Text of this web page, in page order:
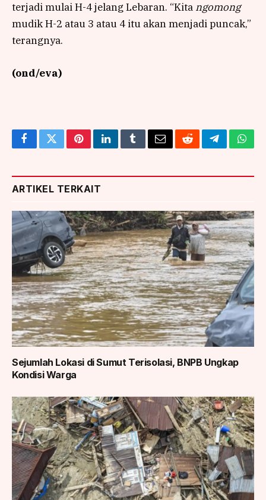
terjadi mulai H-4 jelang Lebaran. “Kita ngomong
mudik H-2 atau 3 atau 4 itu akan menjadi puncak,”
terangnya.
(ond/eva)
FacebookTwitterPinterestLinkedInTumblrEmailRedditTelegram
ARTIKEL TERKAIT
Sejumlah Lokasi di Sumut Terisolasi, BNPB Ungkap
Kondisi Warga